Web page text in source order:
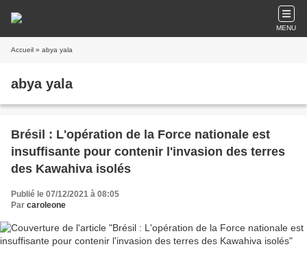
MENU
Accueil » abya yala
abya yala
Brésil : L'opération de la Force nationale est
insuffisante pour contenir l'invasion des terres
des Kawahiva isolés
Publié le 07/12/2021 à 08:05
Par caroleone